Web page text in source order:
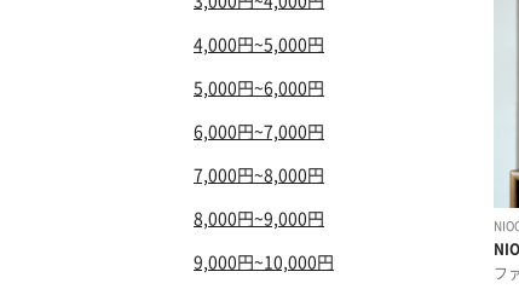
4,000円~5,000円
5,000円~6,000円
6,000円~7,000円
7,000円~8,000円
8,000円~9,000円
9,000円~10,000円